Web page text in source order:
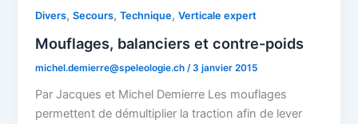
Divers,Secours,Technique,Verticale expert
Mouflages, balanciers et contre-poids
michel.demierre@speleologie.ch/3 janvier 2015
Par Jacques et Michel Demierre Les mouflages
permettent de démultiplier la traction afin de lever